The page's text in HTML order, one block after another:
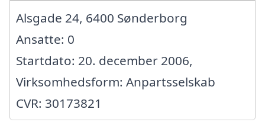
Alsgade 24, 6400 Sønderborg
Ansatte: 0
Startdato: 20. december 2006,
Virksomhedsform: Anpartsselskab
CVR: 30173821